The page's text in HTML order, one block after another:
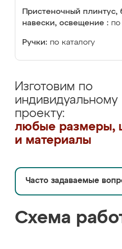
Пристеночный плинтус,
навески, освещение : по
Ручки: по каталогу
Изготовим по
индивидуальному
проекту:
любые размеры,
и материалы
Часто задаваемые
Схема